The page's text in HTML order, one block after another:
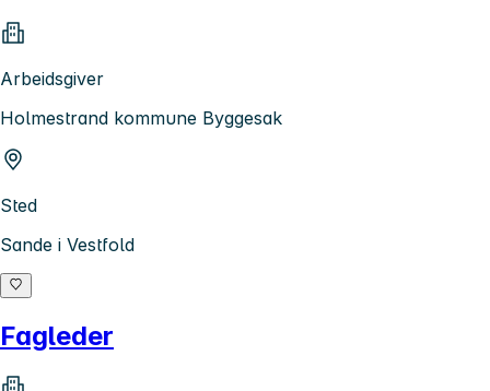
Arbeidsgiver
Holmestrand kommune Byggesak
Sted
Sande i Vestfold
Fagleder